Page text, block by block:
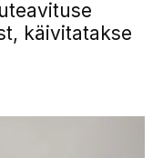
käivitatakse